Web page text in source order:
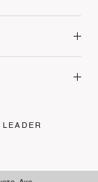
LEADER